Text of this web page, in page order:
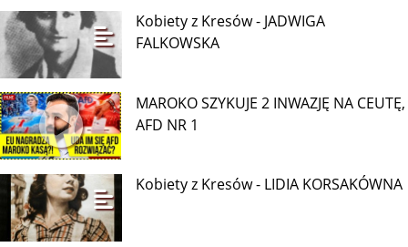
Kobiety z Kresów - JADWIGA
FALKOWSKA
MAROKO SZYKUJE 2 INWAZJĘ NA CEUTĘ,
AFD NR 1
Kobiety z Kresów - LIDIA KORSAKÓWNA